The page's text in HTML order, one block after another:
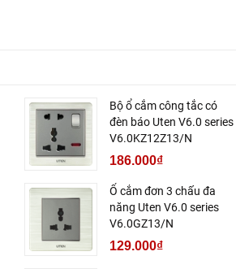
Bộ ổ cắm công tắc có
đèn báo Uten V6.0 series
V6.0KZ12Z13/N
186.000₫
Ổ cắm đơn 3 chấu đa
năng Uten V6.0 series
V6.0GZ13/N
129.000₫